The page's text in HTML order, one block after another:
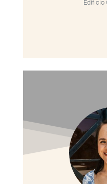
Edificio